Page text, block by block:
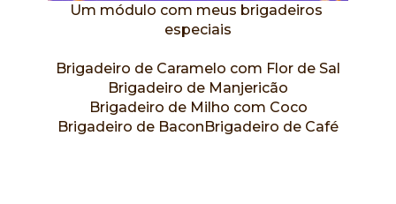
Um módulo com meus brigadeiros
especiais
Brigadeiro de Caramelo com Flor de Sal
Brigadeiro de Manjericão
Brigadeiro de Milho com Coco
Brigadeiro de BaconBrigadeiro de Café